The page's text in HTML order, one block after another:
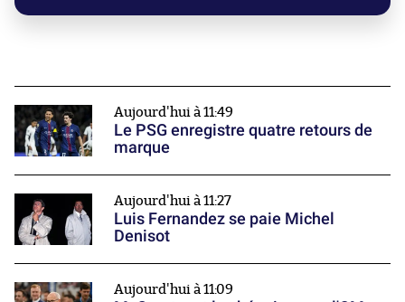
Aujourd'hui à 11:49
Le PSG enregistre quatre retours de
marque
Aujourd'hui à 11:27
Luis Fernandez se paie Michel
Denisot
Aujourd'hui à 11:09